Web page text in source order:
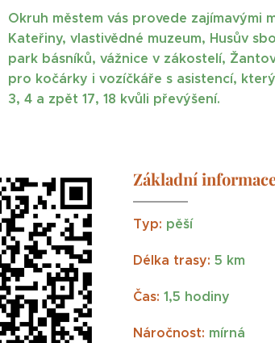
Okruh městem vás provede zajímavými
Kateřiny, vlastivědné muzeum, Husův
park básníků, vážnice v zákostelí,
pro kočárky i vozíčkáře s asistencí,
3, 4 a zpět 17, 18 kvůli převýšení.
Základní informac
Typ: pěší
Délka trasy: 5 km
Čas: 1,5 hodiny
Náročnost: mírná